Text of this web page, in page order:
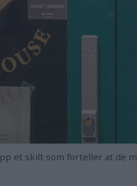
et skilt som forteller at